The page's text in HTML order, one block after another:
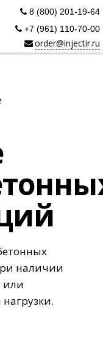
8 (800) 201-19-64
+7 (961) 110-70-00
order@injectir.ru
наличии
или